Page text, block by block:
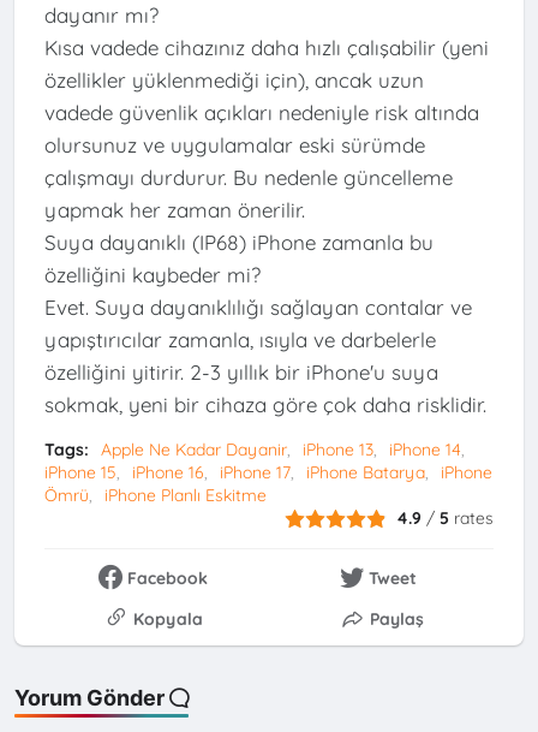
dayanır mı?
Kısa vadede cihazınız daha hızlı çalışabilir (yeni
özellikler yüklenmediği için), ancak uzun
vadede güvenlik açıkları nedeniyle risk altında
olursunuz ve uygulamalar eski sürümde
çalışmayı durdurur. Bu nedenle güncelleme
yapmak her zaman önerilir.
Suya dayanıklı (IP68) iPhone zamanla bu
özelliğini kaybeder mi?
Evet. Suya dayanıklılığı sağlayan contalar ve
yapıştırıcılar zamanla, ısıyla ve darbelerle
özelliğini yitirir. 2-3 yıllık bir iPhone'u suya
sokmak, yeni bir cihaza göre çok daha risklidir.
Tags: Apple Ne Kadar Dayanir iPhone 13
iPhone 14
iPhone 15
iPhone 16 iPhone 17 iPhone Batarya
iPhone
Ömrü
iPhone Planlı Eskitme
4.9 /5 rates
Facebook
Tweet
Kopyala
Paylaş
Yorum Gönder